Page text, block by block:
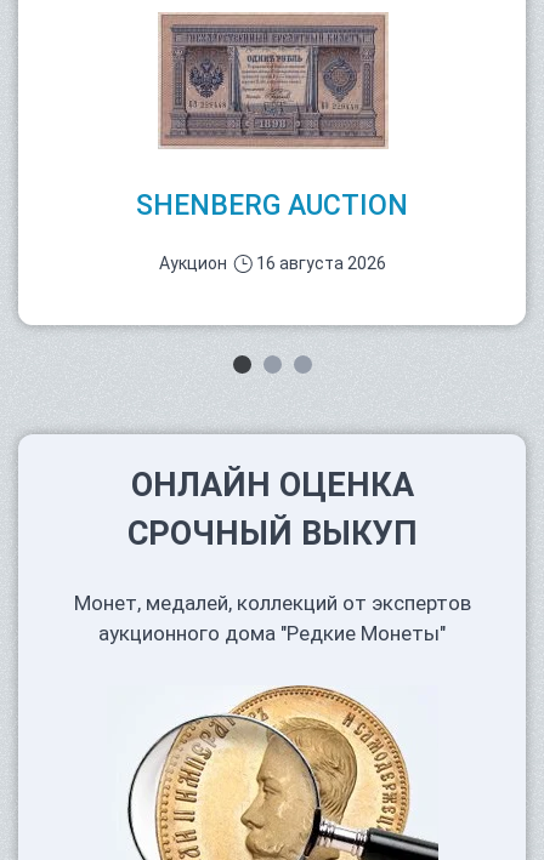
SHENBERG AUCTION
Аукцион 16 августа 2026
ОНЛАЙН ОЦЕНКА
СРОЧНЫЙ ВЫКУП
Монет, медалей, коллекций от экспертов
аукционного дома "Редкие Монеты"